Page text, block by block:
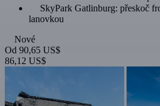
SkyPark Gatlinburg: přeskoč
lanovkou
Nové
Od 90,65 US$
86,12 US$